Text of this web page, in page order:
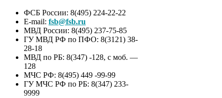
ФСБ России: 8(495) 224-22-22
E-mail: fsb@fsb.ru
МВД России: 8(495) 237-75-85
ГУ МВД РФ по ПФО: 8(3121) 38-
28-18
МВД по РБ: 8(347) -128, с моб. —
128
МЧС РФ: 8(495) 449 -99-99
ГУ МЧС РФ по РБ: 8(347) 233-
9999